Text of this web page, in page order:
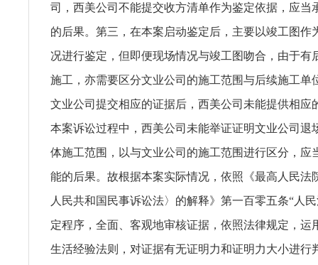
司，西美公司不能提交收方清单作为鉴定依据，应当
的后果。第三，在本案启动鉴定后，主要以竣工图作
况进行鉴定，但即便现场情况与竣工图吻合，由于有
施工，亦需要区分文业公司的施工范围与后续施工单
文业公司提交相应的证据后，西美公司未能提供相应
本案诉讼过程中，西美公司未能举证证明文业公司退
体施工范围，以与文业公司的施工范围进行区分，应
能的后果。故根据本案实际情况，依照《最高人民法
人民共和国民事诉讼法〉的解释》第一百零五条“人
定程序，全面、客观地审核证据，依照法律规定，运
生活经验法则，对证据有无证明力和证明力大小进行